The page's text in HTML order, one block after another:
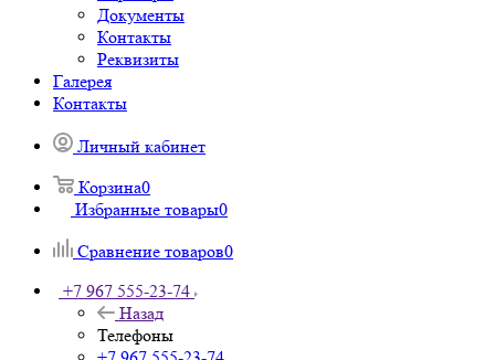
Документы
Контакты
Реквизиты
Галерея
Контакты
Личный кабинет
Корзина0
Избранные товары0
Сравнение товаров0
+7 967 555-23-74
Назад
Телефоны